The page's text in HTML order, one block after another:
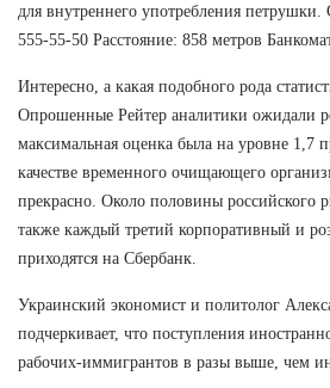
для внутреннего употребления петрушки.
555-55-50 Расстояние: 858 метров
Интересно, а какая подобного рода
Опрошенные Рейтер аналитики ожидали
максимальная оценка была на уровне 1,7
качестве временного очищающего
прекрасно. Около половины российского
также каждый третий корпоративный и
приходятся на Сбербанк.
Украинский экономист и политолог
подчеркивает, что поступления
рабочих-иммигрантов в разы выше, чем